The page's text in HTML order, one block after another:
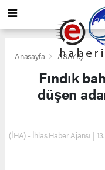
Anasayfa ASAYİŞ
Fındık
düşen
(İHA) - İhlas Haber Ajansı |